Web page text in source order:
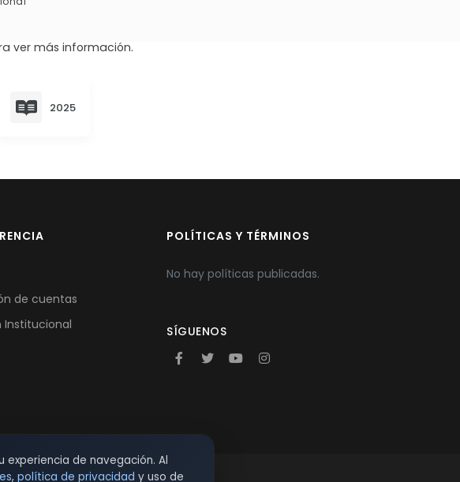
ver más información.
2025
de cuentas
Institucional
POLÍTICAS Y TÉRMINOS
No hay políticas publicadas.
SÍGUENOS
de navegación. Al
, política de privacidad y uso de